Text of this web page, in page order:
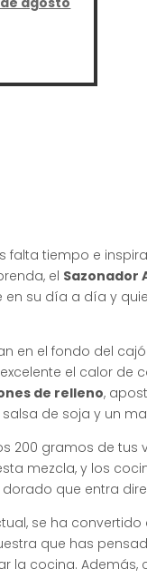
falta tiempo e
el Sazonador
su día a día y
en el fondo del
el calor
de relleno,
de soja y un
200 gramos de
mezcla, y los
que entra
se ha
que has
la cocina. Además,